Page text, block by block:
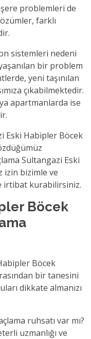
problemleri de
farklı
sistemleri nedeni
bir problem
yeni taşınılan
çıkabilmektedir.
apartmanlarda ise
Eski Habipler Böcek
Sultangazi Eski
izin bizimle ve
irtibat kurabilirsiniz.
Böcek
Böcek
bir tanesini
dikkate almanızı
ruhsatı var mı?
uzmanlığı ve